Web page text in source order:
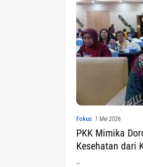
Fokus 1 Mei 2026
PKK Mimika
Kesehatan dari
…